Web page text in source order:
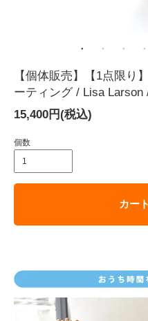
【個体販売】【1点限り
ーティング / Lisa Larson
15,400円(税込)
個数
カー